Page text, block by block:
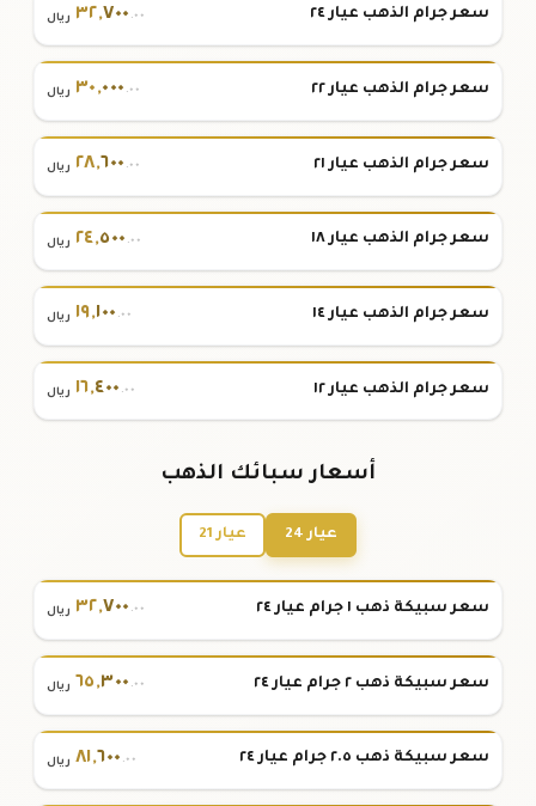
سعر جرام الذهب عيار ٢٤ ٣٢,٧٠٠ .٠٠ ريال
سعر جرام الذهب عيار ٢٢ ٣٠,٠٠٠ .٠٠ ريال
سعر جرام الذهب عيار ٢١ ٢٨,٦٠٠ .٠٠ ريال
سعر جرام الذهب عيار ١٨ ٢٤,٥٠٠ .٠٠ ريال
سعر جرام الذهب عيار ١٤ ١٩,١٠٠ .٠٠ ريال
سعر جرام الذهب عيار ١٢ ١٦,٤٠٠ .٠٠ ريال
أسعار سبائك الذهب
عيار 24 عيار 21
سعر سبيكة ذهب ١ جرام عيار ٢٤ ٣٢,٧٠٠ .٠٠ ريال
سعر سبيكة ذهب ٢ جرام عيار ٢٤ ٦٥,٣٠٠ .٠٠ ريال
سعر سبيكة ذهب ٢.٥ جرام عيار ٢٤ ٨١,٦٠٠ .٠٠ ريال